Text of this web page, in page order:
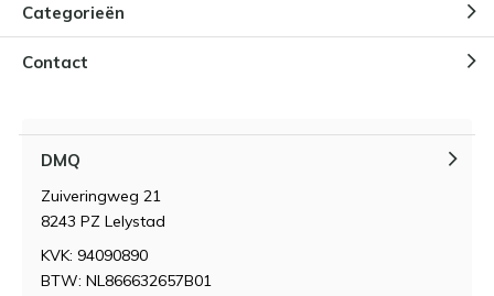
Categorieën
Contact
DMQ
Zuiveringweg 21
8243 PZ Lelystad
KVK: 94090890
BTW: NL866632657B01